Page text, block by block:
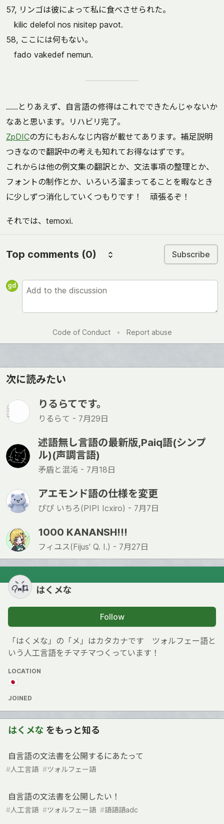
57, リンゴは彼によって私に食べさせられた。
kilic delefol nos nisitep pavot.
58, ここには何もない。
fado vakedef nemun.
……とりあえず、自言語の修得はこれでできたんじゃないか
なあと思います。リハビリ完了。
ZpDICの方にもおんなじ内容が載せてあります。補足説明
つきなので翻訳中の考えも知れてお得なはずです。
これからは他の例文集の翻訳とか、文法事項の整理とか、
フォントの制作とか、いろいろ溜まってることを暇なとき
に少しずつ消化していくつもりです！ 頑張るぞ！
それでは、temoxi.
Top comments (0) Subscribe
Code of Conduct • Report abuse
次に読みたい
りるらてです。
りるらて - 7月29日
述語無し言語の最新版,Paiq語(シンプ
ル)(声調言語)
矛盾と混沌 - 7月18日
アエモンド語の仕様を変更
ぴぴ いちろ(PIPI Icxiro) - 7月7日
1000 KANANSH!!!
フィユス(Fijus' Q. I.) - 7月27日
はくメな
Follow
「はくメな」の「メ」はカタカナです ツォルフェー語と
いう人工言語をチマチマつくっています！
LOCATION
🇯🇵
JOINED
はくメな をもっと知る
自言語の文法書を公開するにあたって
#人工言語 #ツォルフェー語
自言語の文法書を公開したい！
#人工言語 #ツォルフェー語 #語語語adc